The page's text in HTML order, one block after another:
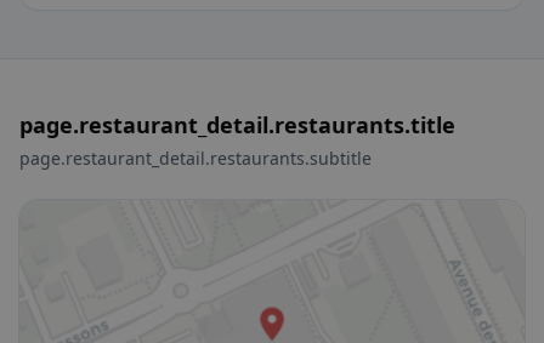
page.restaurant_detail.restaurants.title
page.restaurant_detail.restaurants.subtitle